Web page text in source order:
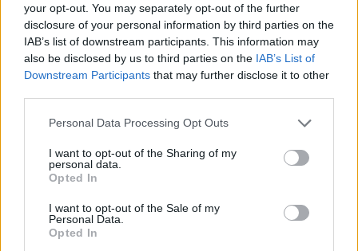
your opt-out. You may separately opt-out of the further
disclosure of your personal information by third parties on the
IAB’s list of downstream participants. This information may
also be disclosed by us to third parties on the IAB’s List of
Downstream Participants that may further disclose it to other
Personal Data Processing Opt Outs
I want to opt-out of the Sharing of my
personal data.
Opted In
I want to opt-out of the Sale of my
Personal Data.
Opted In
turbocompressor werkt alleen.
Met deze configuratie kunnen de
turbocompressoren ook zo werken dat de kleinere
De reden waarom twee turbo's van verschillende
turbo's zijn minder efficiënt bij lage toerentallen,
wat resulteert in een lagere inlaatspruitstukdruk.